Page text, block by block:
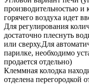
производительностью
горячего воздуха идет
Для регулирования
достаточно плеснуть
или сверху.Для
парилке, необходимо
продается отдельно)
Клеммная колодка
отделена перегородкой